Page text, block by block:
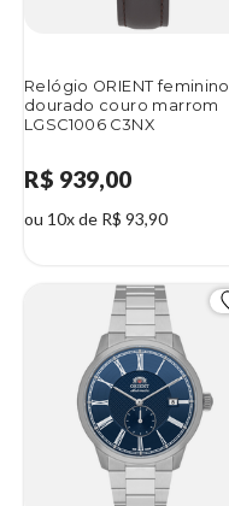
Relógio ORIENT feminino
dourado couro marrom
LGSC1006 C3NX
R$ 939,00
ou 10x de R$ 93,90